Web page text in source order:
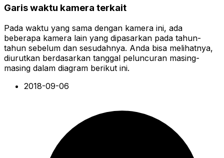
Garis waktu kamera terkait
Pada waktu yang sama dengan kamera ini, ada
beberapa kamera lain yang dipasarkan pada tahun-
tahun sebelum dan sesudahnya. Anda bisa melihatnya,
diurutkan berdasarkan tanggal peluncuran masing-
masing dalam diagram berikut ini.
2018-09-06